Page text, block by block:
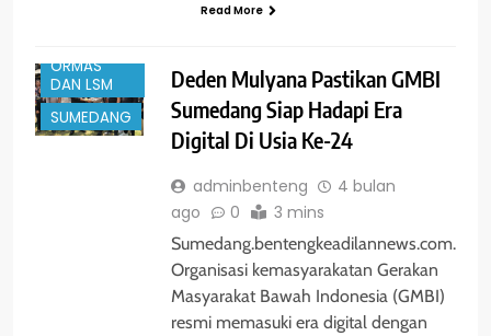
Read More
ORMAS
DAN LSM
SUMEDANG
Deden Mulyana Pastikan GMBI
Sumedang Siap Hadapi Era
Digital Di Usia Ke-24
adminbenteng
4 bulan
ago
0 3 mins
Sumedang.bentengkeadilannews.com.
Organisasi kemasyarakatan Gerakan
Masyarakat Bawah Indonesia (GMBI)
resmi memasuki era digital dengan